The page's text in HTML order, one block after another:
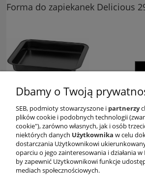
Forma do zapiekanek Delicious
Forma do tarty 28cm Classic Plus
Dbamy o Twoją
SEB, podmioty stowarzyszone i partnerzy
plików cookie i podobnych technologii
cookie"), zarówno własnych, jak i osób
niektórych danych Użytkownika w celu
dostarczania Użytkownikowi
oparciu o jego zainteresowania i działania
by zapewnić Użytkownikowi funkcje
mediach społecznościowych.